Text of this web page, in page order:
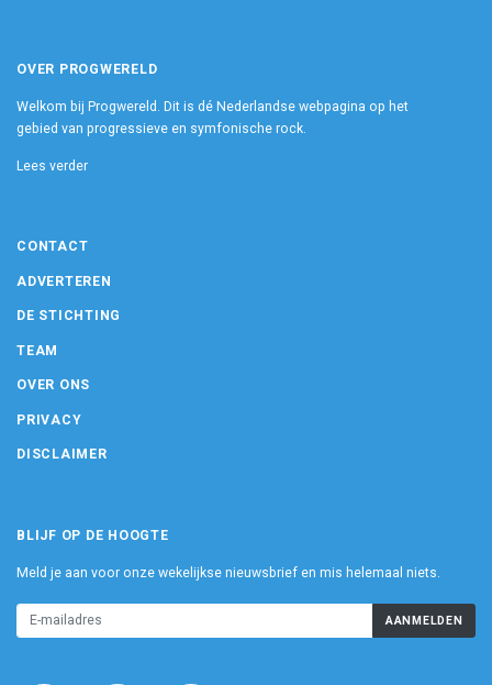
OVER PROGWERELD
Welkom bij Progwereld. Dit is dé Nederlandse webpagina op het
gebied van progressieve en symfonische rock.
Lees verder
CONTACT
ADVERTEREN
DE STICHTING
TEAM
OVER ONS
PRIVACY
DISCLAIMER
BLIJF OP DE HOOGTE
Meld je aan voor onze wekelijkse nieuwsbrief en mis helemaal niets.
AANMELDEN